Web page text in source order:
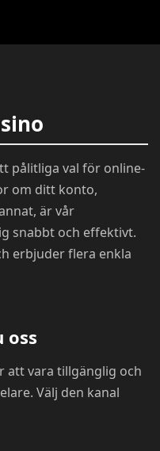
pålitliga val för online-
om ditt konto,
är vår
snabbt och effektivt.
erbjuder flera enkla
oss
att vara tillgänglig och
Välj den kanal